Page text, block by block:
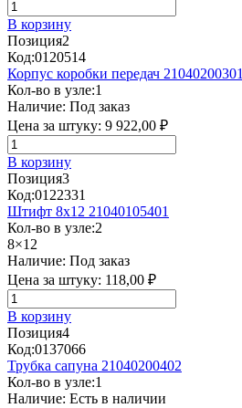
В корзину
Позиция2
Код:0120514
Корпус коробки передач 21040200301
Кол-во в узле:1
Наличие: Под заказ
Цена за штуку: 9 922,00 ₽
В корзину
Позиция3
Код:0122331
Штифт 8х12 21040105401
Кол-во в узле:2
8×12
Наличие: Под заказ
Цена за штуку: 118,00 ₽
В корзину
Позиция4
Код:0137066
Трубка сапуна 21040200402
Кол-во в узле:1
Наличие: Есть в наличии